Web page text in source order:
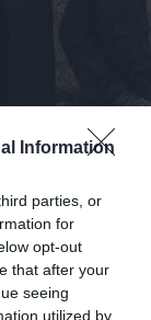
Information
parties, or
for
opt-out
that after your
seeing
utilized by
23
Kopiuj link